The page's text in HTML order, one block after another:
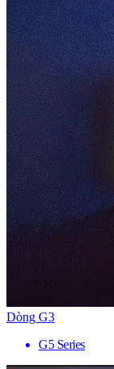
Dòng G3
G5 Series